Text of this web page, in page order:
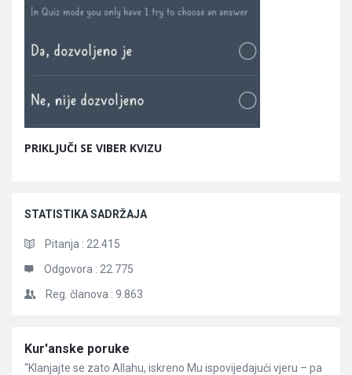
PRIKLJUČI SE VIBER KVIZU
STATISTIKA SADRŽAJA
Pitanja : 22.415
Odgovora : 22.775
Reg. članova : 9.863
Članci
Kur'anske poruke
“Klanjajte se zato Allahu, iskreno Mu ispovijedajući vjeru – pa